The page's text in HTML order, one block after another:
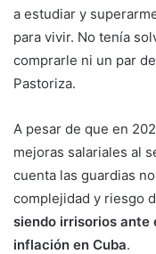
a estudiar y
para vivir. No tenía
comprarle ni un par
Pastoriza.
A pesar de que en
mejoras salariales al
cuenta las guardias
complejidad y riesgo
siendo irrisorios ante
inflación en Cuba.